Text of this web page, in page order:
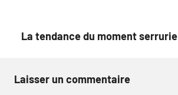
La tendance du moment
Laisser un commentaire